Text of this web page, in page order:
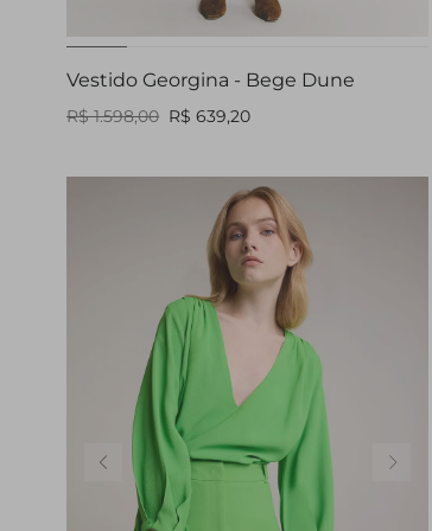
Vestido Georgina - Bege Dune
R$ 1.598,00 R$ 639,20